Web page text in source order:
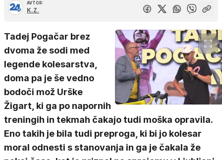
AVTOR:
K.Z.
Tadej Pogačar brez
dvoma že sodi med
legende kolesarstva,
doma pa je še vedno
bodoči mož Urške
Žigart, ki ga po napornih
treningih in tekmah čakajo tudi moška opravila.
Eno takih je bila tudi preproga, ki bi jo kolesar
moral odnesti s stanovanja in ga je čakala že